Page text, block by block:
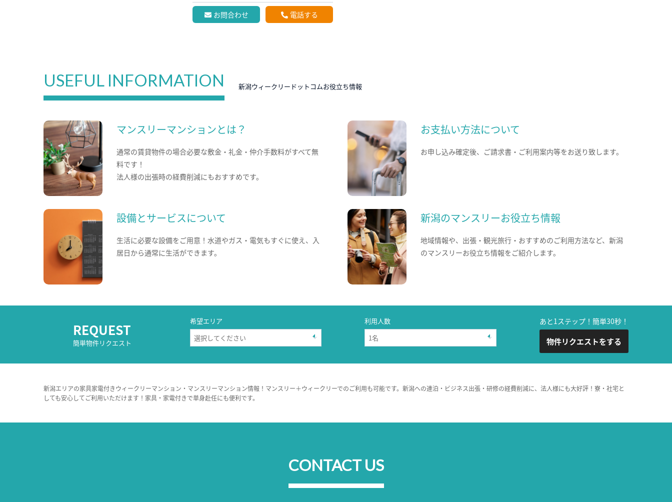
お問合わせ 電話する
USEFUL INFORMATION 新潟ウィークリードットコムお役立ち情報
マンスリーマンションとは？
通常の賃貸物件の場合必要な敷金・礼金・仲介手数料がすべて無
料です！
法人様の出張時の経費削減にもおすすめです。
お支払い方法について
お申し込み確定後、ご請求書・ご利用案内等をお送り致します。
設備とサービスについて
生活に必要な設備をご用意！水道やガス・電気もすぐに使え、入
居日から通常に生活ができます。
新潟のマンスリーお役立ち情報
地域情報や、出張・観光旅行・おすすめのご利用方法など、新潟
のマンスリーお役立ち情報をご紹介します。
REQUEST
簡単物件リクエスト
希望エリア 利用人数 あと1ステップ！簡単30秒！
物件リクエストをする
新潟エリアの家具家電付きウィークリーマンション・マンスリーマンション情報！マンスリー＋ウィークリーでのご利用も可能です。新潟への連泊・ビジネス出張・研修の経費削減に、法人様にも大好評！寮・社宅と
しても安心してご利用いただけます！家具・家電付きで単身赴任にも便利です。
CONTACT US